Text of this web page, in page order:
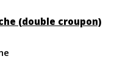
(double croupon)